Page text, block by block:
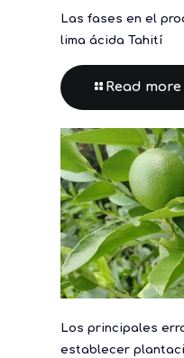
Las fases en el
lima ácida Tahití
Read more
Los principales
establecer